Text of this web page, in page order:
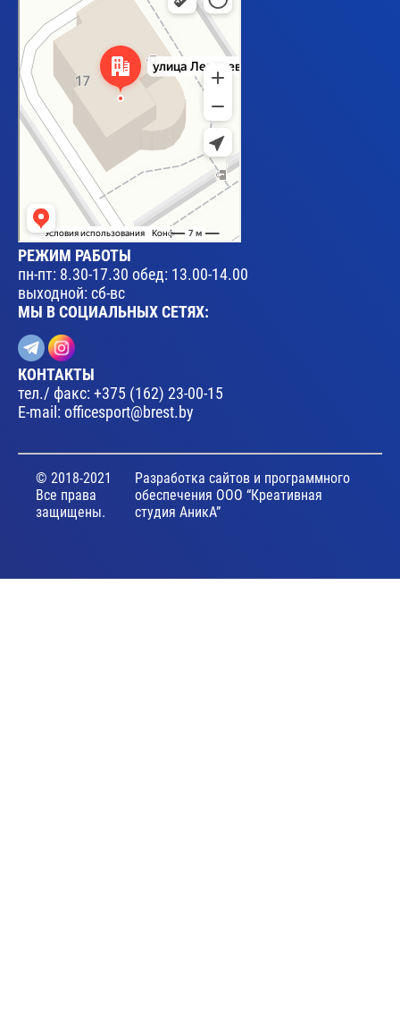
РЕЖИМ РАБОТЫ
пн-пт: 8.30-17.30 обед: 13.00-14.00
выходной: сб-вс
МЫ В СОЦИАЛЬНЫХ СЕТЯХ:
КОНТАКТЫ
тел./ факс:+375 (162) 23-00-15
E-mail: officesport@brest.by
© 2018-2021
Все права
защищены.
Разработка сайтов и программного
обеспечения ООО “Креативная
студия АникА”